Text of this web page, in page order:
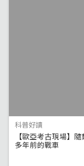
科普好讀
【歐亞考古現場】
多年前的戰車